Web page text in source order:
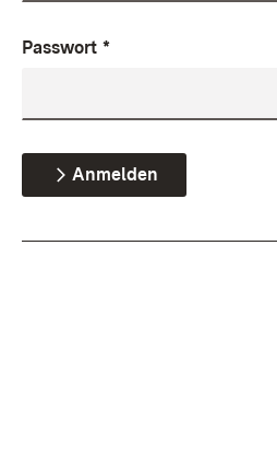
Passwort *
Anmelden